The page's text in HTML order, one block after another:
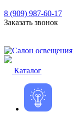
8 (909) 987-60-17
Заказать звонок
Каталог